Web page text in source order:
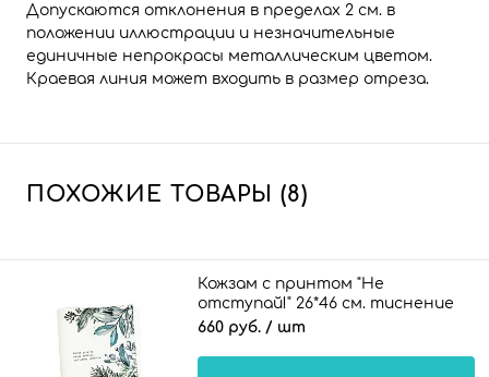
Допускаются отклонения в пределах 2 см. в
положении иллюстрации и незначительные
единичные непрокрасы металлическим цветом.
Краевая линия может входить в размер отреза.
ПОХОЖИЕ ТОВАРЫ (8)
Кожзам с принтом "Не
отступай!" 26*46 см. тиснение
под кожу II, белый
660 руб. / шт